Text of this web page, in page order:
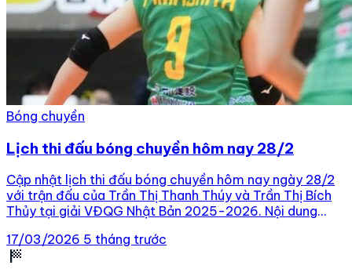
Bóng chuyền
Lịch thi đấu bóng chuyền hôm nay 28/2
Cập nhật lịch thi đấu bóng chuyền hôm nay ngày 28/2
với trận đấu của Trần Thị Thanh Thúy và Trần Thị Bích
Thủy tại giải VĐQG Nhật Bản 2025-2026. Nội dung
VĐQG nữ Nhật Bản Lịch thi đấu giải VĐQG nữ Thổ […]
17/03/2026 5 tháng trước
sports_score